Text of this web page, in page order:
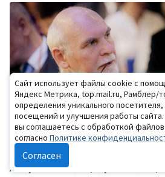
17.01.2023
К вопросу о реабилитации
в психотерапии
М.Е. Бурно: «Тревожную
деперсонализацией, дереализацией,
Сайт использует файлы cookie с
Яндекс Метрика, top.mail.ru, Рамблер/
определения уникального
посещений и улучшения работы сайта.
вы соглашаетесь с обработкой
согласно Политике
Согласен